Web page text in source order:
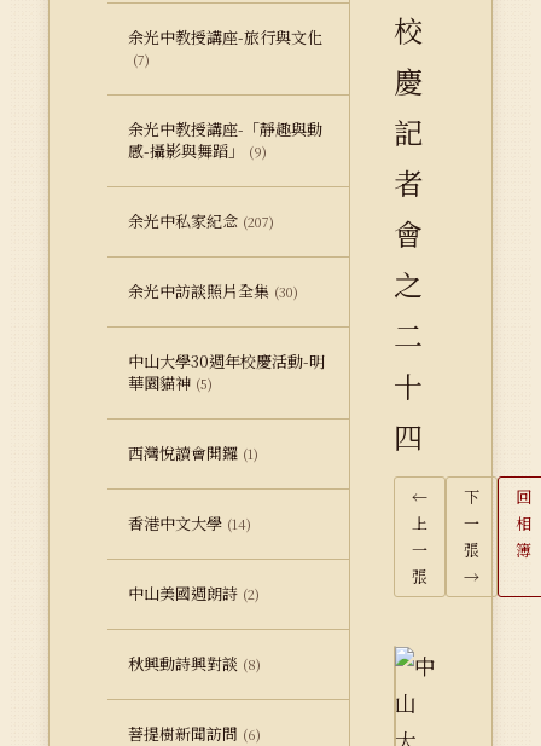
余光中教授講座-旅行與文化
(7)
余光中教授講座-「靜趣與動
感-攝影與舞蹈」
(9)
余光中私家紀念 (207)
余光中訪談照片全集 (30)
中山大學30週年校慶活動-明
華園貓神 (5)
西灣悅讀會開鑼 (1)
香港中文大學 (14)
中山美國週朗詩 (2)
秋興動詩興對談 (8)
菩提樹新聞訪問 (6)
校
慶
記
者
會
之
二
十
四
←
上
一
張
下
一
張
→
回
相
簿